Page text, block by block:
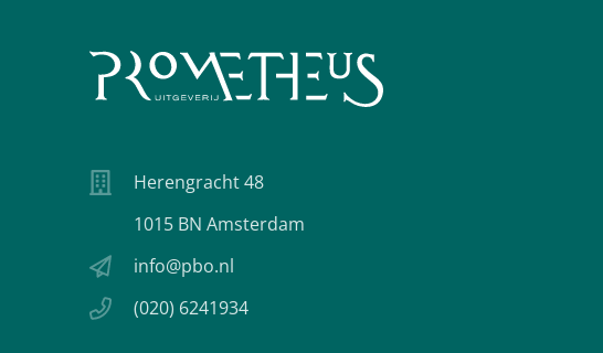
Herengracht 48
1015 BN Amsterdam
info@pbo.nl
(020) 6241934